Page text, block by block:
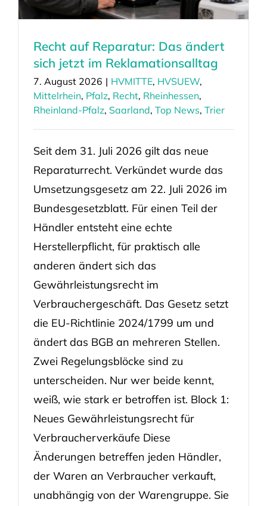
Recht auf Reparatur: Das ändert
sich jetzt im Reklamationsalltag
7. August 2026 | HVMITTE, HVSUEW,
Mittelrhein, Pfalz, Recht, Rheinhessen,
Rheinland-Pfalz, Saarland, Top News, Trier
Seit dem 31. Juli 2026 gilt das neue
Reparaturrecht. Verkündet wurde das
Umsetzungsgesetz am 22. Juli 2026 im
Bundesgesetzblatt. Für einen Teil der
Händler entsteht eine echte
Herstellerpflicht, für praktisch alle
anderen ändert sich das
Gewährleistungsrecht im
Verbrauchergeschäft. Das Gesetz setzt
die EU-Richtlinie 2024/1799 um und
ändert das BGB an mehreren Stellen.
Zwei Regelungsblöcke sind zu
unterscheiden. Nur wer beide kennt,
weiß, wie stark er betroffen ist. Block 1:
Neues Gewährleistungsrecht für
Verbraucherverkäufe Diese
Änderungen betreffen jeden Händler,
der Waren an Verbraucher verkauft,
unabhängig von der Warengruppe. Sie